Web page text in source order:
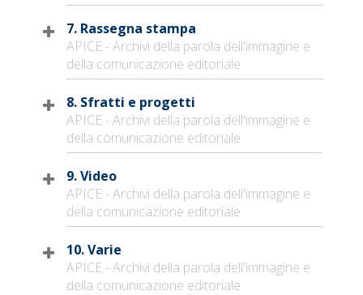
7. Rassegna stampa
APICE - Archivi della parola dell'immagine e
della comunicazione editoriale
8. Sfratti e progetti
APICE - Archivi della parola dell'immagine e
della comunicazione editoriale
9. Video
APICE - Archivi della parola dell'immagine e
della comunicazione editoriale
10. Varie
APICE - Archivi della parola dell'immagine e
della comunicazione editoriale